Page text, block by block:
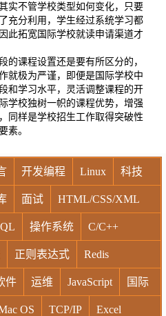
实不管学校类型如何变化，只要
充分利用，学生经过系统学习都
此拓宽国际学校就读申请渠道才
的课程设置还是要有所区分的，
就极为严谨，即便是国际学校中
和学习水平，灵活调整课程的开
学校独树一帜的课程优势，增强
同样是学校招生工作取得突破性
素。
开发编程 Linux 科技
面试 HTML/CSS/XML
操作系统 C/C++
正则表达式 Redis
件 运维 JavaScript 国际
OS TCP/IP Excel